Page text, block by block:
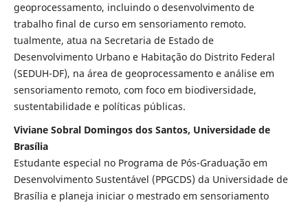
geoprocessamento, incluindo o desenvolvimento de
trabalho final de curso em sensoriamento remoto.
tualmente, atua na Secretaria de Estado de
Desenvolvimento Urbano e Habitação do Distrito Federal
(SEDUH-DF), na área de geoprocessamento e análise em
sensoriamento remoto, com foco em biodiversidade,
sustentabilidade e políticas públicas.
Viviane Sobral Domingos dos Santos, Universidade de
Brasília
Estudante especial no Programa de Pós-Graduação em
Desenvolvimento Sustentável (PPGCDS) da Universidade de
Brasília e planeja iniciar o mestrado em sensoriamento